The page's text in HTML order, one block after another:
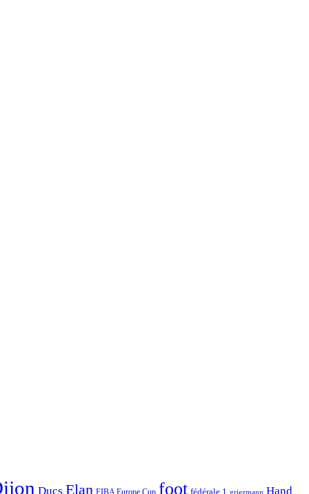
Ducs Elan foot fédérale 1 griezmann Hand